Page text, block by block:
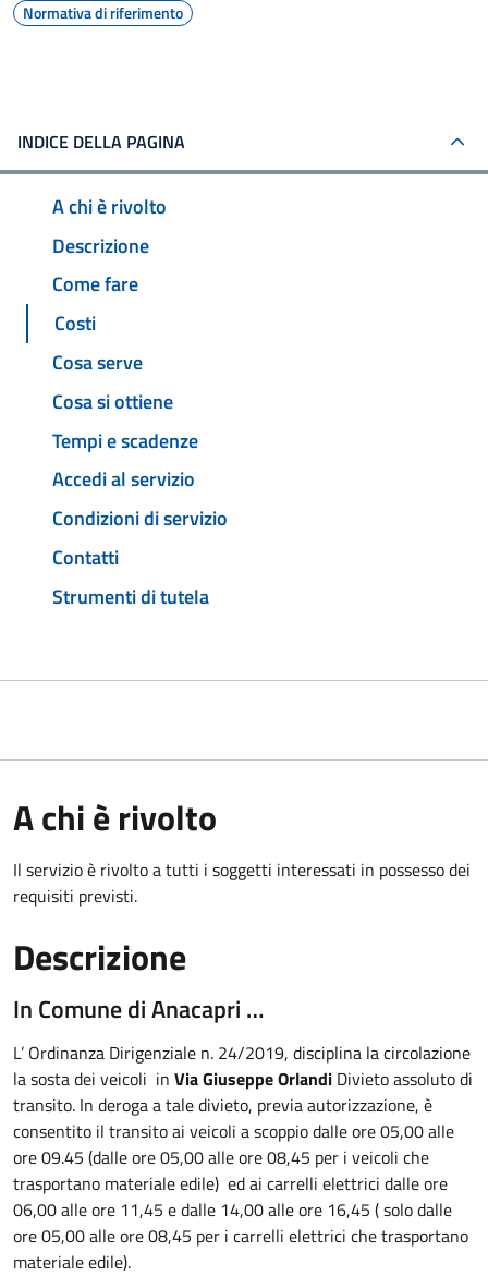
Normativa di riferimento
INDICE DELLA PAGINA
A chi è rivolto
Descrizione
Come fare
Costi
Cosa serve
Cosa si ottiene
Tempi e scadenze
Accedi al servizio
Condizioni di servizio
Contatti
Strumenti di tutela
A chi è rivolto
Il servizio è rivolto a tutti i soggetti interessati in possesso dei
requisiti previsti.
Descrizione
In Comune di Anacapri …
L’ Ordinanza Dirigenziale n. 24/2019, disciplina la circolazione
la sosta dei veicoli in Via Giuseppe Orlandi Divieto assoluto di
transito. In deroga a tale divieto, previa autorizzazione, è
consentito il transito ai veicoli a scoppio dalle ore 05,00 alle
ore 09.45 (dalle ore 05,00 alle ore 08,45 per i veicoli che
trasportano materiale edile) ed ai carrelli elettrici dalle ore
06,00 alle ore 11,45 e dalle 14,00 alle ore 16,45 ( solo dalle
ore 05,00 alle ore 08,45 per i carrelli elettrici che trasportano
materiale edile).